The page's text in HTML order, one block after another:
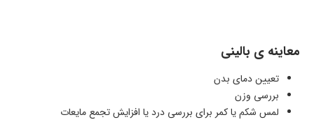
معاینه ی بالینی
تعیین دمای بدن
بررسی وزن
لمس شکم یا کمر برای بررسی درد یا افزایش تجمع مایعات